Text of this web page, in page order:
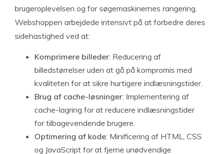
brugeroplevelsen og for søgemaskinernes rangering.
Webshoppen arbejdede intensivt på at forbedre deres
sidehastighed ved at:
Komprimere billeder: Reducering af
billedstørrelser uden at gå på kompromis med
kvaliteten for at sikre hurtigere indlæsningstider.
Brug af cache-løsninger: Implementering af
cache-lagring for at reducere indlæsningstider
for tilbagevendende brugere.
Optimering af kode: Minificering af HTML, CSS
og JavaScript for at fjerne unødvendige